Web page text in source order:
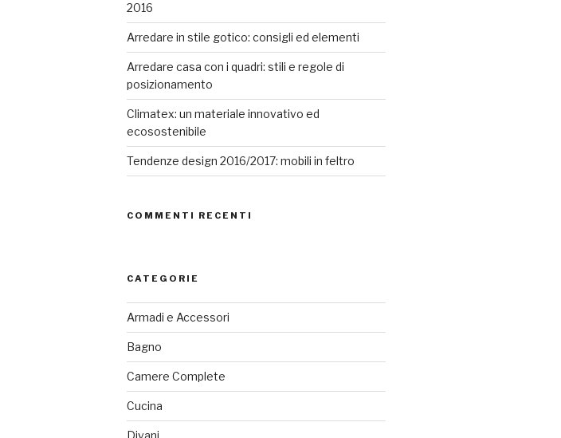
2016
Arredare in stile gotico: consigli ed elementi
Arredare casa con i quadri: stili e regole di
posizionamento
Climatex: un materiale innovativo ed
ecosostenibile
Tendenze design 2016/2017: mobili in feltro
COMMENTI RECENTI
CATEGORIE
Armadi e Accessori
Bagno
Camere Complete
Cucina